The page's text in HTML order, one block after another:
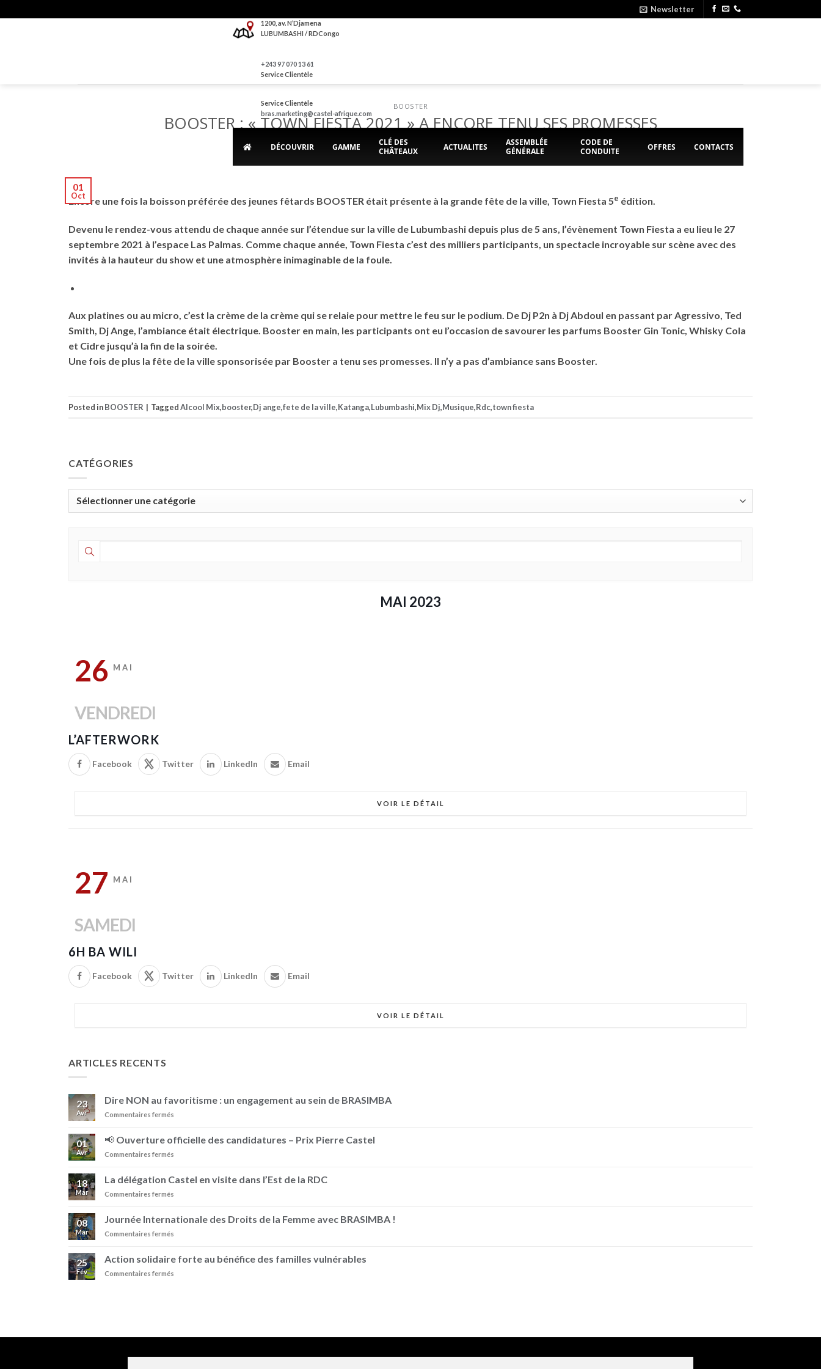
to
Newsletter
1200, av. N’Djamena
LUBUMBASHI / RDCongo
+243 97 070 13 61
Service Clientèle
Service Clientèle
bras.marketing@castel-afrique.com
DÉCOUVRIR GAMME
CLÉ DES
CHÂTEAUX
ACTUALITES
ASSEMBLÉE
GÉNÉRALE
CODE DE
CONDUITE
OFFRES CONTACTS
BOOSTER
BOOSTER : « TOWN FIESTA 2021 » A ENCORE TENU SES PROMESSES
01
Oct
Encore une fois la boisson préférée des jeunes fêtards BOOSTER était présente à la grande fête de la ville, Town Fiesta 5e édition.
Devenu le rendez-vous attendu de chaque année sur l’étendue sur la ville de Lubumbashi depuis plus de 5 ans, l’évènement Town Fiesta a eu lieu le 27
septembre 2021 à l’espace Las Palmas. Comme chaque année, Town Fiesta c’est des milliers participants, un spectacle incroyable sur scène avec des
invités à la hauteur du show et une atmosphère inimaginable de la foule.
Aux platines ou au micro, c’est la crème de la crème qui se relaie pour mettre le feu sur le podium. De Dj P2n à Dj Abdoul en passant par Agressivo, Ted
Smith, Dj Ange, l’ambiance était électrique. Booster en main, les participants ont eu l’occasion de savourer les parfums Booster Gin Tonic, Whisky Cola
et Cidre jusqu’à la fin de la soirée.
Une fois de plus la fête de la ville sponsorisée par Booster a tenu ses promesses. Il n’y a pas d’ambiance sans Booster.
Posted inBOOSTER | TaggedAlcool Mix,booster,Dj ange,fete de la ville,Katanga,Lubumbashi,Mix Dj,Musique,Rdc,town fiesta
CATÉGORIES
Catégories
MAI 2023
26 MAI
VENDREDI
L’AFTERWORK
Facebook Twitter LinkedIn Email
VOIR LE DÉTAIL
27 MAI
SAMEDI
6H BA WILI
Facebook Twitter LinkedIn Email
VOIR LE DÉTAIL
ARTICLES RECENTS
23
Avr
Dire NON au favoritisme : un engagement au sein de BRASIMBA
Commentaires fermés
au
un
de
01
Avr
📢 Ouverture officielle des candidatures – Prix Pierre Castel
Commentaires fermés
officielle
–
18
Mar
La délégation Castel en visite dans l’Est de la RDC
Commentaires fermés
Castel
dans
08
Mar
Journée Internationale des Droits de la Femme avec BRASIMBA !
Commentaires fermés
des
!
25
Fév
Action solidaire forte au bénéfice des familles vulnérables
Commentaires fermés
vulnérables